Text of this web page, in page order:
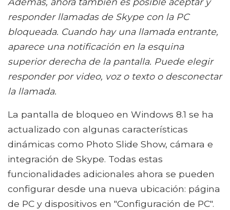
responder llamadas de Skype con la PC
bloqueada. Cuando hay una llamada entrante,
aparece una notificación en la esquina
superior derecha de la pantalla. Puede elegir
responder por video, voz o texto o desconectar
la llamada.
La pantalla de bloqueo en Windows 8.1 se ha
actualizado con algunas características
dinámicas como Photo Slide Show, cámara e
integración de Skype. Todas estas
funcionalidades adicionales ahora se pueden
configurar desde una nueva ubicación: página
de PC y dispositivos en "Configuración de PC".